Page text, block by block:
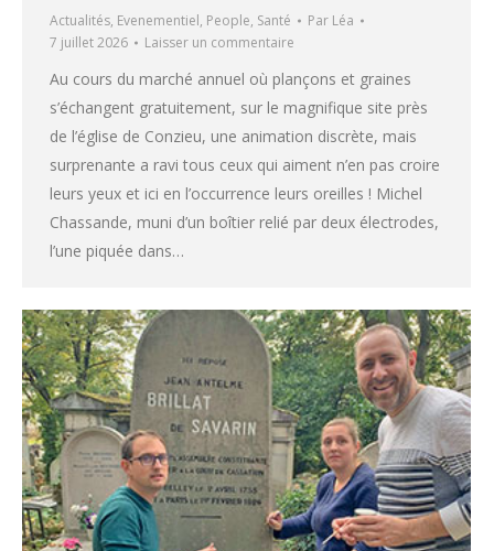
Actualités, Evenementiel, People, Santé Par Léa
7 juillet 2026
Laisser un commentaire
Au cours du marché annuel où plançons et graines
s’échangent gratuitement, sur le magnifique site près
de l’église de Conzieu, une animation discrète, mais
surprenante a ravi tous ceux qui aiment n’en pas croire
leurs yeux et ici en l’occurrence leurs oreilles ! Michel
Chassande, muni d’un boîtier relié par deux électrodes,
l’une piquée dans…